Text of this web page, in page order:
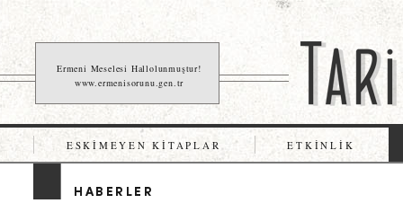
Ermeni Meselesi Hallolunmuştur!
www.ermenisorunu.gen.tr
ESKIMEYEN KITAPLAR ETKINLIK
HABERLER